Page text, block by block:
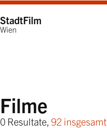
StadtFilm
Wien
Filme
0 Resultate, 92 insgesamt